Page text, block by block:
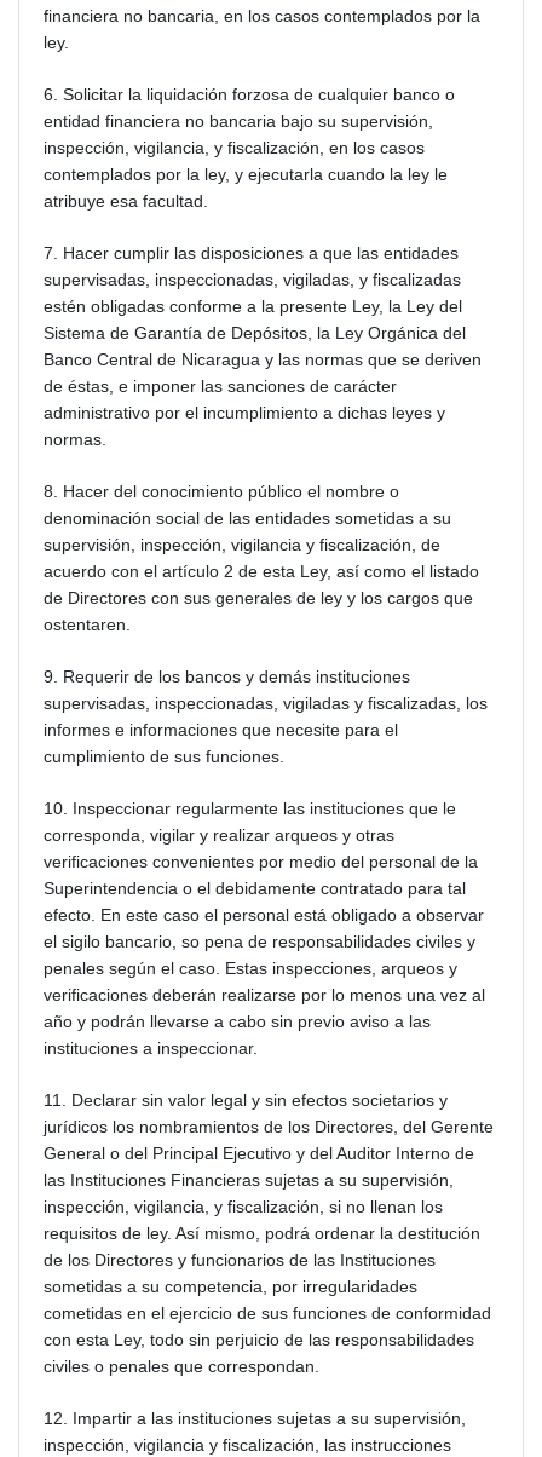
financiera no bancaria, en los casos contemplados por la
ley.
6. Solicitar la liquidación forzosa de cualquier banco o
entidad financiera no bancaria bajo su supervisión,
inspección, vigilancia, y fiscalización, en los casos
contemplados por la ley, y ejecutarla cuando la ley le
atribuye esa facultad.
7. Hacer cumplir las disposiciones a que las entidades
supervisadas, inspeccionadas, vigiladas, y fiscalizadas
estén obligadas conforme a la presente Ley, la Ley del
Sistema de Garantía de Depósitos, la Ley Orgánica del
Banco Central de Nicaragua y las normas que se deriven
de éstas, e imponer las sanciones de carácter
administrativo por el incumplimiento a dichas leyes y
normas.
8. Hacer del conocimiento público el nombre o
denominación social de las entidades sometidas a su
supervisión, inspección, vigilancia y fiscalización, de
acuerdo con el artículo 2 de esta Ley, así como el listado
de Directores con sus generales de ley y los cargos que
ostentaren.
9. Requerir de los bancos y demás instituciones
supervisadas, inspeccionadas, vigiladas y fiscalizadas, los
informes e informaciones que necesite para el
cumplimiento de sus funciones.
10. Inspeccionar regularmente las instituciones que le
corresponda, vigilar y realizar arqueos y otras
verificaciones convenientes por medio del personal de la
Superintendencia o el debidamente contratado para tal
efecto. En este caso el personal está obligado a observar
el sigilo bancario, so pena de responsabilidades civiles y
penales según el caso. Estas inspecciones, arqueos y
verificaciones deberán realizarse por lo menos una vez al
año y podrán llevarse a cabo sin previo aviso a las
instituciones a inspeccionar.
11. Declarar sin valor legal y sin efectos societarios y
jurídicos los nombramientos de los Directores, del Gerente
General o del Principal Ejecutivo y del Auditor Interno de
las Instituciones Financieras sujetas a su supervisión,
inspección, vigilancia, y fiscalización, si no llenan los
requisitos de ley. Así mismo, podrá ordenar la destitución
de los Directores y funcionarios de las Instituciones
sometidas a su competencia, por irregularidades
cometidas en el ejercicio de sus funciones de conformidad
con esta Ley, todo sin perjuicio de las responsabilidades
civiles o penales que correspondan.
12. Impartir a las instituciones sujetas a su supervisión,
inspección, vigilancia y fiscalización, las instrucciones